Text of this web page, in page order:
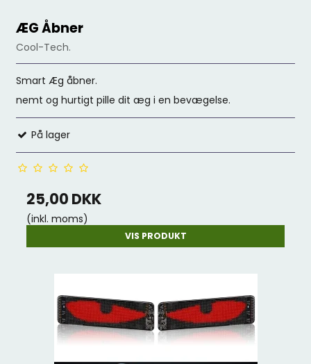
ÆG Åbner
Cool-Tech.
Smart Æg åbner.
nemt og hurtigt pille dit æg i en bevægelse.
På lager
25,00 DKK
(inkl. moms)
VIS PRODUKT